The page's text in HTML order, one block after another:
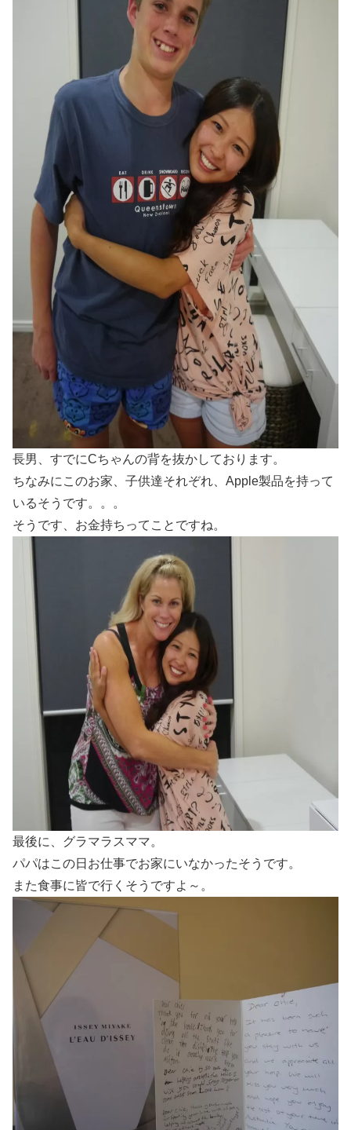
長男、すでにCちゃんの背を抜かしております。
ちなみにこのお家、子供達それぞれ、Apple製品を持って
いるそうです。。。
そうです、お金持ちってことですね。
最後に、グラマラスママ。
パパはこの日お仕事でお家にいなかったそうです。
また食事に皆で行くそうですよ～。